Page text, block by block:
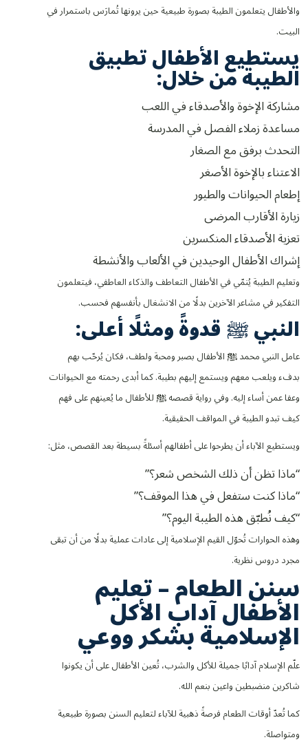
والأطفال يتعلمون الطيبة بصورة طبيعية حين يرونها تُمارَس باستمرار في
البيت.
يستطيع الأطفال تطبيق
الطيبة من خلال:
مشاركة الإخوة والأصدقاء في اللعب
مساعدة زملاء الفصل في المدرسة
التحدث برفق مع الصغار
الاعتناء بالإخوة الأصغر
إطعام الحيوانات والطيور
زيارة الأقارب المرضى
تعزية الأصدقاء المنكسرين
إشراك الأطفال الوحيدين في الألعاب والأنشطة
وتعليم الطيبة يُنمّي في الأطفال التعاطف والذكاء العاطفي، فيتعلمون
التفكير في مشاعر الآخرين بدلًا من الانشغال بأنفسهم فحسب.
النبي ﷺ قدوةً ومثلًا أعلى:
عامل النبي محمد ﷺ الأطفال بصبر ومحبة ولطف، فكان يُرحّب بهم
بدفء ويلعب معهم ويستمع إليهم بطيبة. كما أبدى رحمته مع الحيوانات
وعفا عمن أساء إليه. وفي رواية قصصه ﷺ للأطفال ما يُعينهم على فهم
كيف تبدو الطيبة في المواقف الحقيقية.
ويستطيع الآباء أن يطرحوا على أطفالهم أسئلةً بسيطة بعد القصص، مثل:
“ماذا تظن أن ذلك الشخص شعر؟”
“ماذا كنت ستفعل في هذا الموقف؟”
“كيف نُطبّق هذه الطيبة اليوم؟”
وهذه الحوارات تُحوّل القيم الإسلامية إلى عادات عملية بدلًا من أن تبقى
مجرد دروس نظرية.
سنن الطعام – تعليم
الأطفال آداب الأكل
الإسلامية بشكر ووعي
علّم الإسلام آدابًا جميلة للأكل والشرب، تُعين الأطفال على أن يكونوا
شاكرين منضبطين واعين بنعم الله.
كما تُعدّ أوقات الطعام فرصةً ذهبية للآباء لتعليم السنن بصورة طبيعية
ومتواصلة.